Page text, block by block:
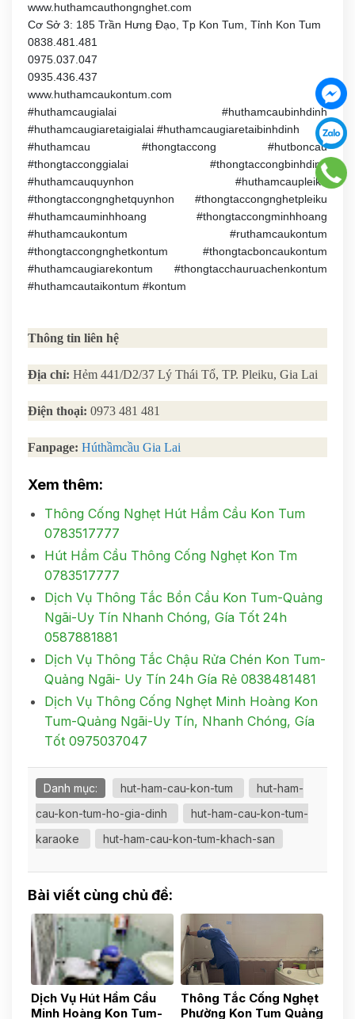
www.huthamcauthongnghet.com
Cơ Sở 3: 185 Trần Hưng Đạo, Tp Kon Tum, Tỉnh Kon Tum
0838.481.481
0975.037.047
0935.436.437
www.huthamcaukontum.com
#huthamcaugialai #huthamcaubinhdinh
#huthamcaugiaretaigialai #huthamcaugiaretaibinhdinh
#huthamcau #thongtaccong #hutboncau
#thongtacconggialai #thongtaccongbinhdinh
#huthamcauquynhon #huthamcaupleiku
#thongtaccongnghetquynhon #thongtaccongnghetpleiku
#huthamcauminhhoang #thongtaccongminhhoang
#huthamcaukontum #ruthamcaukontum
#thongtaccongnghetkontum #thongtacboncaukontum
#huthamcaugiarekontum #thongtacchauruachenkontum
#huthamcautaikontum #kontum
Thông tin liên hệ
Địa chỉ: Hẻm 441/D2/37 Lý Thái Tổ, TP. Pleiku, Gia Lai
Điện thoại: 0973 481 481
Fanpage: Húthầmcầu Gia Lai
Xem thêm:
Thông Cống Nghẹt Hút Hầm Cầu Kon Tum
0783517777
Hút Hầm Cầu Thông Cống Nghẹt Kon Tm
0783517777
Dịch Vụ Thông Tắc Bồn Cầu Kon Tum-Quảng
Ngãi-Uy Tín Nhanh Chóng, Gía Tốt 24h
0587881881
Dịch Vụ Thông Tắc Chậu Rửa Chén Kon Tum-
Quảng Ngãi- Uy Tín 24h Gía Rẻ 0838481481
Dịch Vụ Thông Cống Nghẹt Minh Hoàng Kon
Tum-Quảng Ngãi-Uy Tín, Nhanh Chóng, Gía
Tốt 0975037047
Danh mục: hut-ham-cau-kon-tum
hut-ham-
cau-kon-tum-ho-gia-dinh
hut-ham-cau-kon-tum-
karaoke
hut-ham-cau-kon-tum-khach-san
Bài viết cùng chủ đề:
Dịch Vụ Hút Hầm Cầu
Minh Hoàng Kon Tum-
Thông Tắc Cống Nghẹt
Phường Kon Tum Quảng